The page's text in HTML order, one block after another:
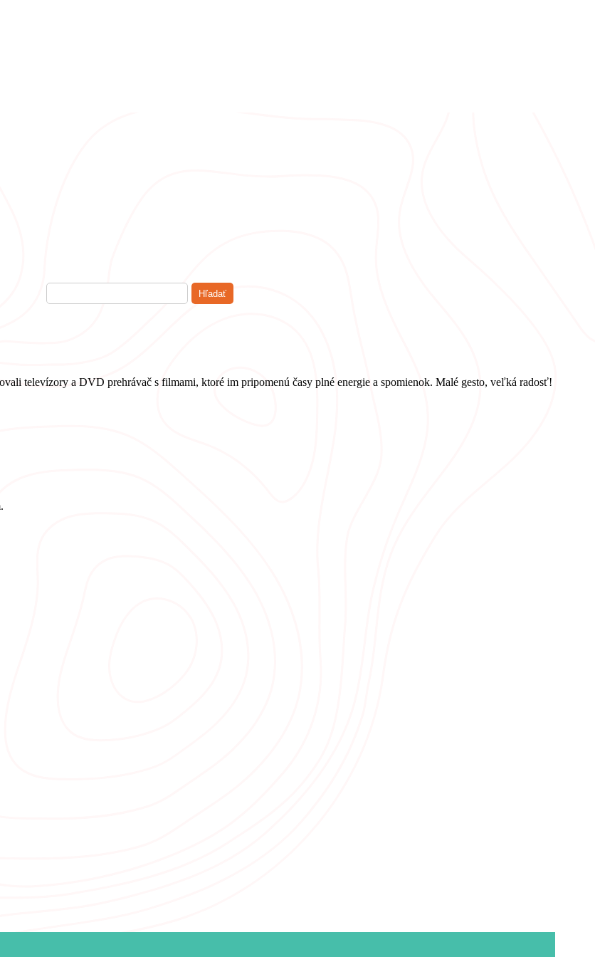
televízory a DVD prehrávač s filmami, ktoré im pripomenú časy plné energie a spomienok. Malé gesto, veľká radosť!